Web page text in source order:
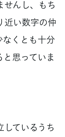
んし、もち
近い数字の仲
なくとも十分
思っていま
ているうち